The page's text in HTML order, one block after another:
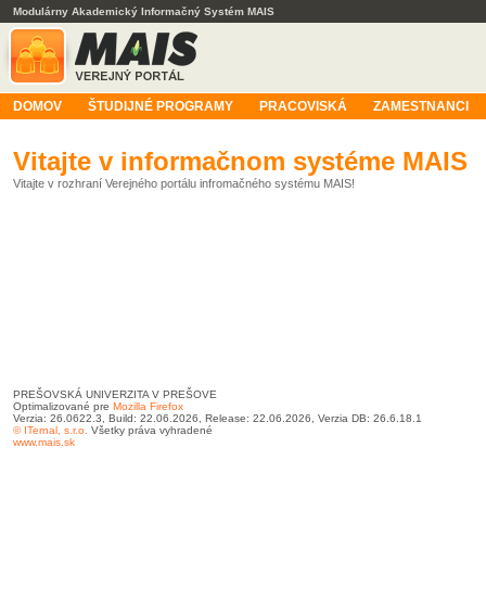
Modulárny Akademický Informačný Systém MAIS
DOMOV ŠTUDIJNÉ PROGRAMY PRACOVISKÁ ZAMESTNANCI
Vitajte v informačnom systéme MAIS
Vitajte v rozhraní Verejného portálu infromačného systému MAIS!
PREŠOVSKÁ UNIVERZITA V PREŠOVE
Optimalizované pre Mozilla Firefox
Verzia: 26.0622.3, Build: 22.06.2026, Release: 22.06.2026, Verzia DB: 26.6.18.1
© ITernal, s.r.o. Všetky práva vyhradené
www.mais.sk